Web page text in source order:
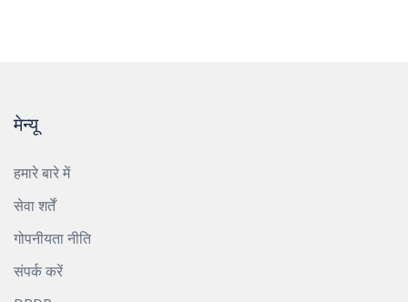
मेन्यू
हमारे बारे में
सेवा शर्तें
गोपनीयता नीति
संपर्क करें